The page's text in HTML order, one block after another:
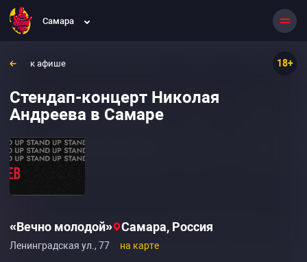
Самара
к афише 18+
Стендап-концерт Николая
Андреева в Самаре
«Вечно молодой» Самара, Россия
Ленинградская ул., 77 на карте